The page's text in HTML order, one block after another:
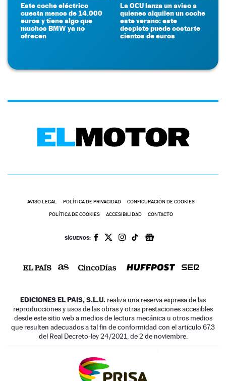
Este coche eléctrico
cuesta menos de 14.000
euros y tiene algo que
muchos BMW ya no
ofrecen
La OCU lanza un aviso a
quienes alquilen un coche
este verano: este
despiste puede costarte
cientos de euros
AVISO LEGAL POLÍTICA DE PRIVACIDAD CONFIGURACIÓN DE COOKIES
POLÍTICA DE COOKIES ACCESIBILIDAD CONTACTO
SÍGUENOS:
EDICIONES EL PAIS, S.L.U. realiza una reserva expresa de las
reproducciones y usos de las obras y otras prestaciones accesibles
desde este sitio web a medios de lectura mecánica u otros medios
que resulten adecuados a tal fin de conformidad con el artículo 67.3
del Real Decreto-ley 24/2021, de 2 de noviembre.